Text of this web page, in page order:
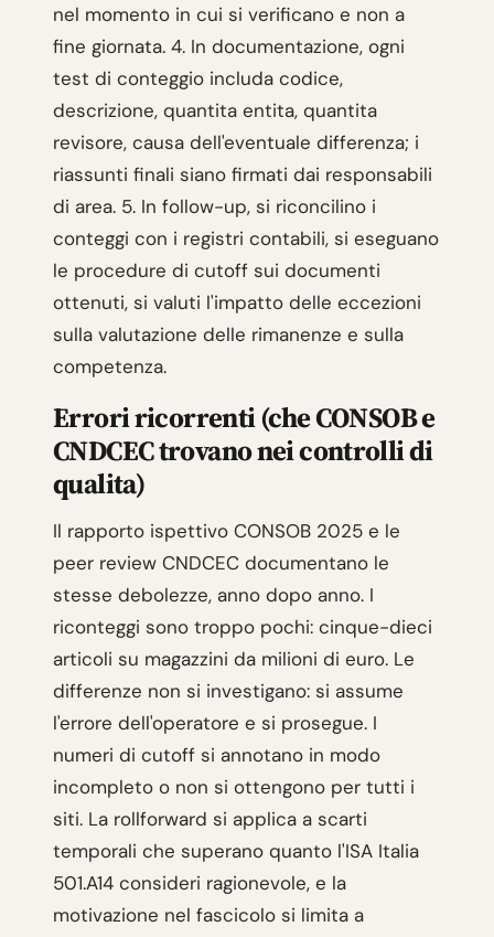
nel momento in cui si verificano e non a
fine giornata. 4. In documentazione, ogni
test di conteggio includa codice,
descrizione, quantita entita, quantita
revisore, causa dell'eventuale differenza; i
riassunti finali siano firmati dai responsabili
di area. 5. In follow-up, si riconcilino i
conteggi con i registri contabili, si eseguano
le procedure di cutoff sui documenti
ottenuti, si valuti l'impatto delle eccezioni
sulla valutazione delle rimanenze e sulla
competenza.
Errori ricorrenti (che CONSOB e
CNDCEC trovano nei controlli di
qualita)
Il rapporto ispettivo CONSOB 2025 e le
peer review CNDCEC documentano le
stesse debolezze, anno dopo anno. I
riconteggi sono troppo pochi: cinque-dieci
articoli su magazzini da milioni di euro. Le
differenze non si investigano: si assume
l'errore dell'operatore e si prosegue. I
numeri di cutoff si annotano in modo
incompleto o non si ottengono per tutti i
siti. La rollforward si applica a scarti
temporali che superano quanto l'ISA Italia
501.A14 consideri ragionevole, e la
motivazione nel fascicolo si limita a